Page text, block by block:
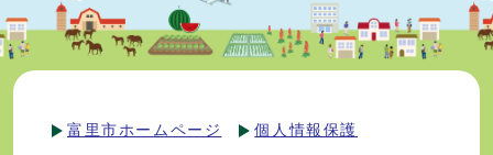
富里市ホームページ 個人情報保護